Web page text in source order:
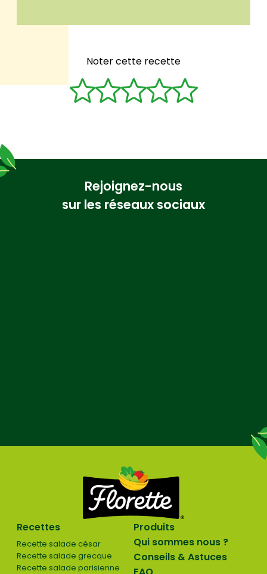
Noter cette recette
Rejoignez-nous
sur les réseaux sociaux
Recettes
Recette salade césar
Recette salade grecque
Recette salade parisienne
Produits
Qui sommes nous ?
Conseils & Astuces